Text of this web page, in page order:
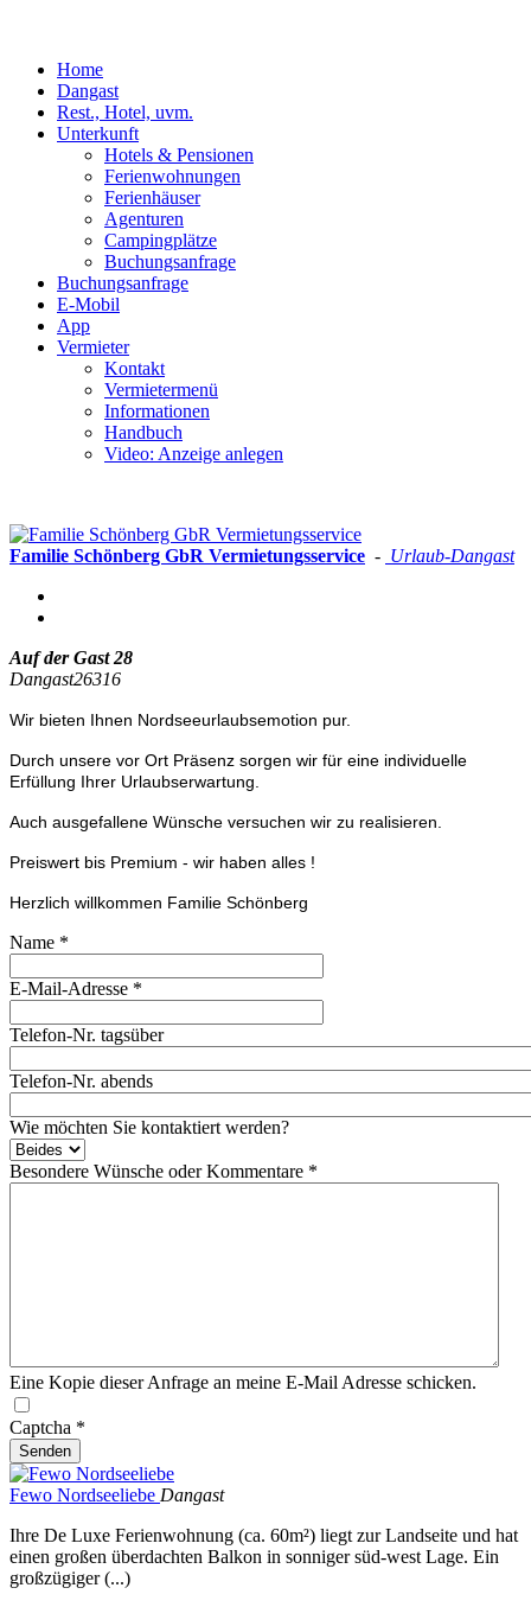
Home
Dangast
Rest., Hotel, uvm.
Unterkunft
Hotels & Pensionen
Ferienwohnungen
Ferienhäuser
Agenturen
Campingplätze
Buchungsanfrage
Buchungsanfrage
E-Mobil
App
Vermieter
Kontakt
Vermietermenü
Informationen
Handbuch
Video: Anzeige anlegen
Familie Schönberg GbR Vermietungsservice - Urlaub-Dangast
Auf der Gast 28
Dangast26316
Wir bieten Ihnen Nordseeurlaubsemotion pur.
Durch unsere vor Ort Präsenz sorgen wir für eine individuelle
Erfüllung Ihrer Urlaubserwartung.
Auch ausgefallene Wünsche versuchen wir zu realisieren.
Preiswert bis Premium - wir haben alles !
Herzlich willkommen Familie Schönberg
Name *
E-Mail-Adresse *
Telefon-Nr. tagsüber
Telefon-Nr. abends
Wie möchten Sie kontaktiert werden?
Besondere Wünsche oder Kommentare *
Eine Kopie dieser Anfrage an meine E-Mail Adresse schicken.
Captcha *
Senden
Fewo Nordseeliebe Dangast
Ihre De Luxe Ferienwohnung (ca. 60m²) liegt zur Landseite und hat
einen großen überdachten Balkon in sonniger süd-west Lage. Ein
großzügiger (...)